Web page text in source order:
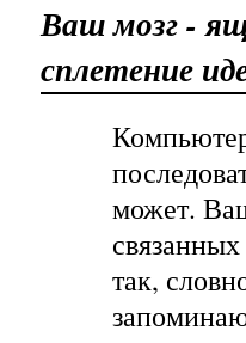
Ваш мозг -
сплетение
может.
так,